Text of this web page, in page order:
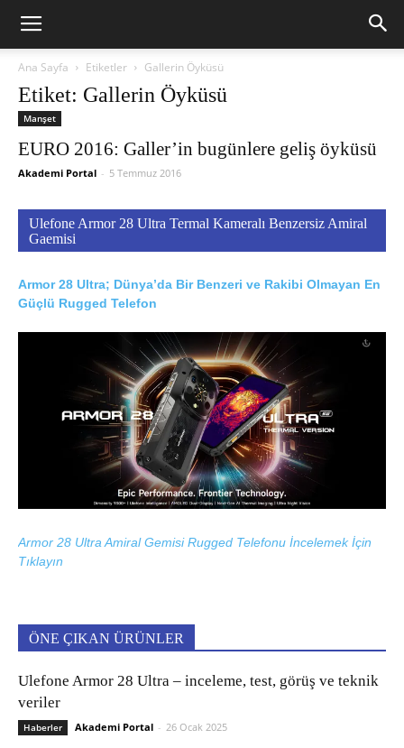
Ana Sayfa Etiketler Gallerin Öyküsü
Etiket: Gallerin Öyküsü
Manşet
EURO 2016: Galler’in bugünlere geliş öyküsü
Akademi Portal - 5 Temmuz 2016
Ulefone Armor 28 Ultra Termal Kameralı Benzersiz Amiral
Gaemisi
Armor 28 Ultra; Dünya’da Bir Benzeri ve Rakibi Olmayan En
Güçlü Rugged Telefon
Armor 28 Ultra Amiral Gemisi Rugged Telefonu İncelemek İçin
Tıklayın
ÖNE ÇIKAN ÜRÜNLER
Ulefone Armor 28 Ultra – inceleme, test, görüş ve teknik
veriler
Haberler Akademi Portal - 26 Ocak 2025